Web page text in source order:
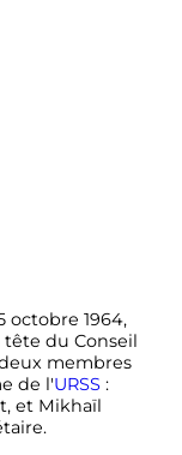
octobre 1964,
tête du Conseil
membres
de l'URSS :
et Mikhaïl